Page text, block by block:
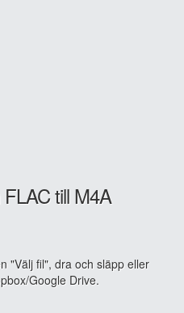
till M4A
"Välj fil", dra och släpp eller
Google Drive.